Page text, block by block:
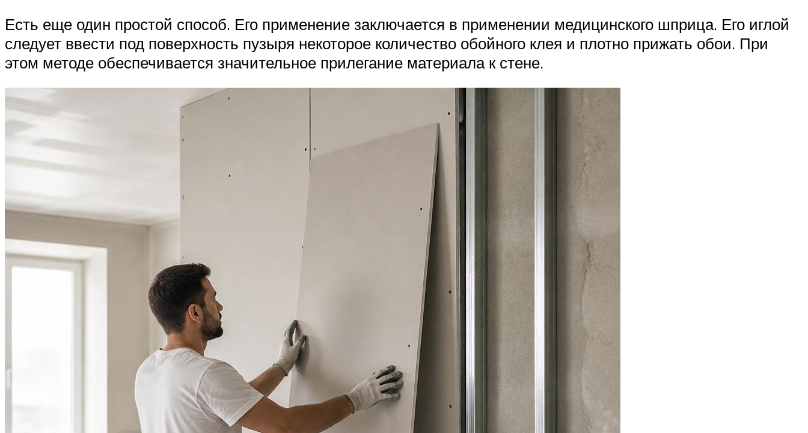
Есть еще один простой способ. Его применение заключается в применении медицинского шприца. Его иглой
следует ввести под поверхность пузыря некоторое количество обойного клея и плотно прижать обои. При
этом методе обеспечивается значительное прилегание материала к стене.